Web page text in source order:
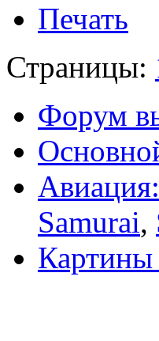
Печать
Страницы:
Форум
Samurai,
Картины